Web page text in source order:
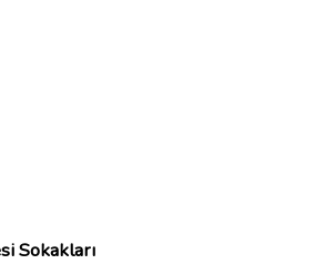
Sokakları